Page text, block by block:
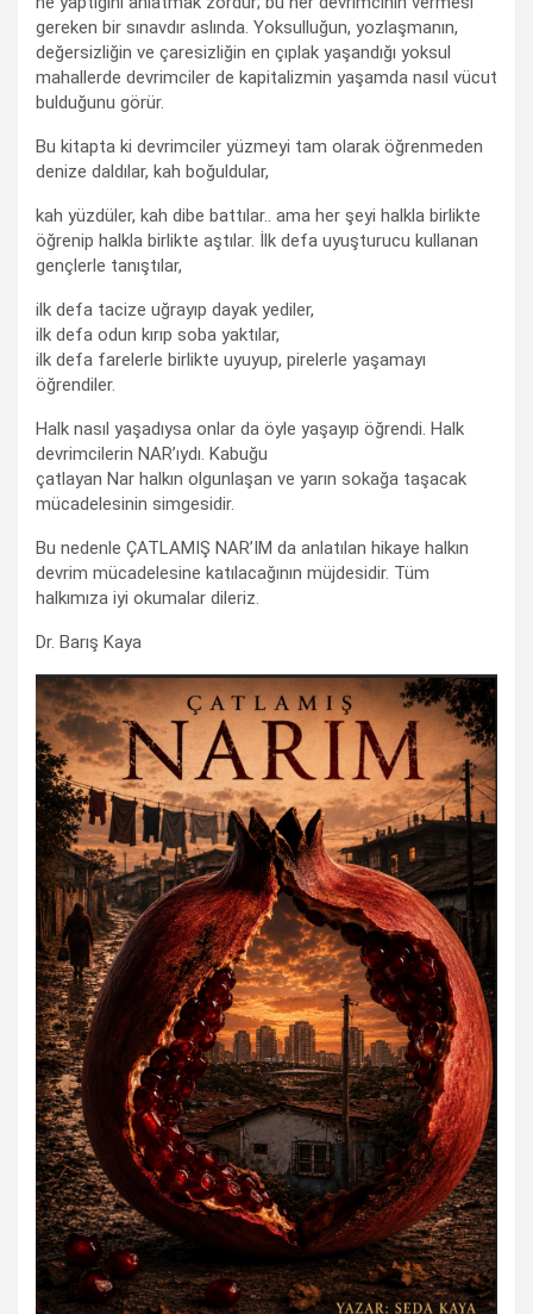
gereken bir sınavdır aslında. Yoksulluğun, yozlaşmanın,
değersizliğin ve çaresizliğin en çıplak yaşandığı yoksul
mahallerde devrimciler de kapitalizmin yaşamda nasıl vücut
bulduğunu görür.
Bu kitapta ki devrimciler yüzmeyi tam olarak öğrenmeden
denize daldılar, kah boğuldular,
kah yüzdüler, kah dibe battılar.. ama her şeyi halkla birlikte
öğrenip halkla birlikte aştılar. İlk defa uyuşturucu kullanan
gençlerle tanıştılar,
ilk defa tacize uğrayıp dayak yediler,
ilk defa odun kırıp soba yaktılar,
ilk defa farelerle birlikte uyuyup, pirelerle yaşamayı
öğrendiler.
Halk nasıl yaşadıysa onlar da öyle yaşayıp öğrendi. Halk
devrimcilerin NAR’ıydı. Kabuğu
çatlayan Nar halkın olgunlaşan ve yarın sokağa taşacak
mücadelesinin simgesidir.
Bu nedenle ÇATLAMIŞ NAR’IM da anlatılan hikaye halkın
devrim mücadelesine katılacağının müjdesidir. Tüm
halkımıza iyi okumalar dileriz.
Dr. Barış Kaya